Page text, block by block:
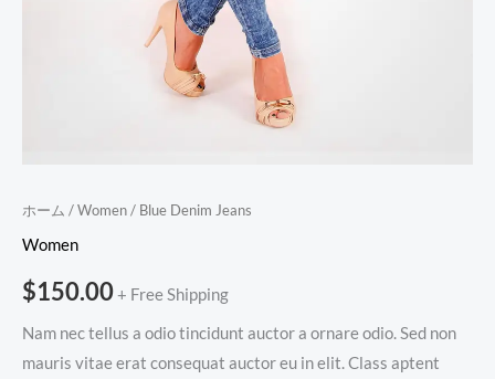
ホーム /Women/ Blue Denim Jeans
Women
$150.00+ Free Shipping
Nam nec tellus a odio tincidunt auctor a ornare odio. Sed non
mauris vitae erat consequat auctor eu in elit. Class aptent